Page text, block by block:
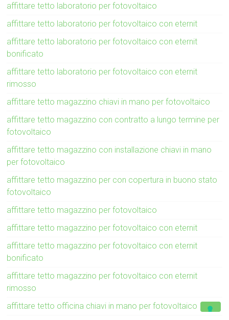
affittare tetto laboratorio per fotovoltaico
affittare tetto laboratorio per fotovoltaico con eternit
affittare tetto laboratorio per fotovoltaico con eternit
bonificato
affittare tetto laboratorio per fotovoltaico con eternit
rimosso
affittare tetto magazzino chiavi in mano per fotovoltaico
affittare tetto magazzino con contratto a lungo termine per
fotovoltaico
affittare tetto magazzino con installazione chiavi in mano
per fotovoltaico
affittare tetto magazzino per con copertura in buono stato
fotovoltaico
affittare tetto magazzino per fotovoltaico
affittare tetto magazzino per fotovoltaico con eternit
affittare tetto magazzino per fotovoltaico con eternit
bonificato
affittare tetto magazzino per fotovoltaico con eternit
rimosso
affittare tetto officina chiavi in mano per fotovoltaico